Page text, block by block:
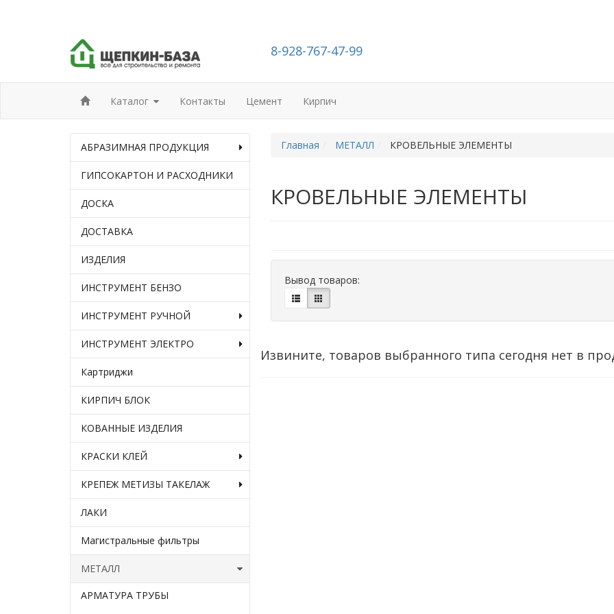
8-928-767-47-99
Каталог Контакты Цемент Кирпич
АБРАЗИМНАЯ ПРОДУКЦИЯ
ГИПСОКАРТОН И РАСХОДНИКИ
ДОСКА
ДОСТАВКА
ИЗДЕЛИЯ
ИНСТРУМЕНТ БЕНЗО
ИНСТРУМЕНТ РУЧНОЙ
ИНСТРУМЕНТ ЭЛЕКТРО
Картриджи
КИРПИЧ БЛОК
КОВАННЫЕ ИЗДЕЛИЯ
КРАСКИ КЛЕЙ
КРЕПЕЖ МЕТИЗЫ ТАКЕЛАЖ
ЛАКИ
Магистральные фильтры
МЕТАЛЛ
АРМАТУРА ТРУБЫ
Главная МЕТАЛЛ КРОВЕЛЬНЫЕ ЭЛЕМЕНТЫ
КРОВЕЛЬНЫЕ ЭЛЕМЕНТЫ
Вывод товаров:
Извините, товаров выбранного типа сегодня нет в